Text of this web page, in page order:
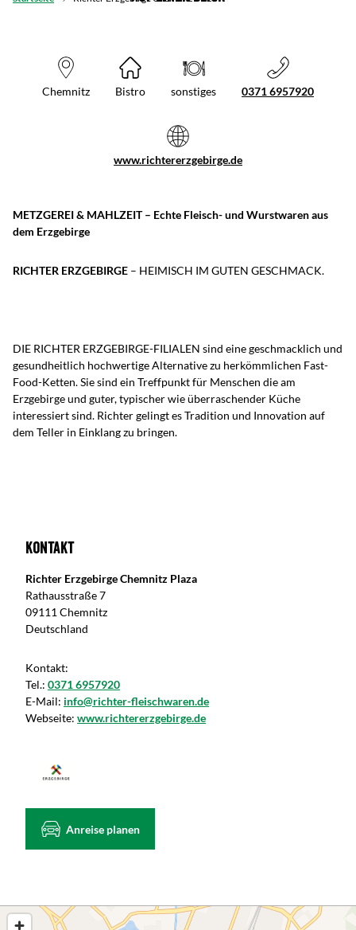
Chemnitz Bistro sonstiges 0371 6957920
www.richtererzgebirge.de
METZGEREI & MAHLZEIT – Echte Fleisch- und Wurstwaren aus
dem Erzgebirge
RICHTER ERZGEBIRGE – HEIMISCH IM GUTEN GESCHMACK.
DIE RICHTER ERZGEBIRGE-FILIALEN sind eine geschmacklich und
gesundheitlich hochwertige Alternative zu herkömmlichen Fast-
Food-Ketten. Sie sind ein Treffpunkt für Menschen die am
Erzgebirge und guter, typischer wie überraschender Küche
interessiert sind. Richter gelingt es Tradition und Innovation auf
dem Teller in Einklang zu bringen.
Kontakt
Richter Erzgebirge Chemnitz Plaza
Rathausstraße 7
09111 Chemnitz
Deutschland
Kontakt:
Tel.: 0371 6957920
E-Mail: info@richter-fleischwaren.de
Webseite: www.richtererzgebirge.de
Anreise planen